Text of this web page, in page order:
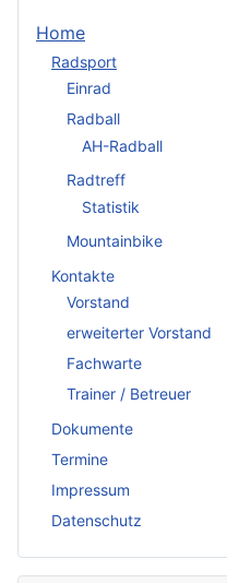
Home
Radsport
Einrad
Radball
AH-Radball
Radtreff
Statistik
Mountainbike
Kontakte
Vorstand
erweiterter Vorstand
Fachwarte
Trainer / Betreuer
Dokumente
Termine
Impressum
Datenschutz